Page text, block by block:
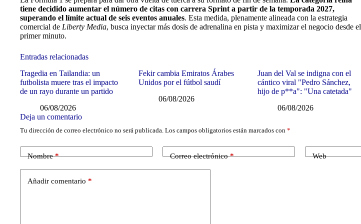
tiene decidido aumentar el número de citas con carrera Sprint a partir de la temporada 2027,
superando el límite actual de seis eventos anuales. Esta medida, plenamente alineada con la estrategia
comercial de Liberty Media, busca inyectar más dosis de adrenalina en pista y maximizar el negocio desde el
primer minuto.
Entradas relacionadas
Tragedia en Tailandia: un
futbolista muere tras el impacto
de un rayo durante un partido
06/08/2026
Fekir cambia Emiratos Árabes
Unidos por el fútbol saudí
06/08/2026
Juan del Val se indigna con el
cántico viral "Pedro Sánchez,
hijo de p**a": "Una catetada"
06/08/2026
Deja un comentario
Tu dirección de correo electrónico no será publicada. Los campos obligatorios están marcados con *
Nombre* Correo electrónico* Web
Añadir comentario *